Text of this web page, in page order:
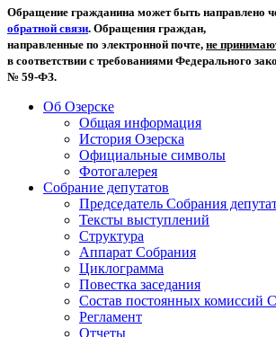
Обращение гражданина может быть направлено
обратной связи. Обращения граждан,
направленные по электронной почте, не
в соответствии с требованиями Федерального
№ 59-ФЗ.
Об Озерске
Общая информация
История Озерска
Официальные символы
Фотогалерея
Собрание депутатов
Председатель Собрания
Тексты выступлений
Структура
Аппарат Собрания
Циклограмма
Повестка заседания
Состав постоянных комиссий
Регламент
Отчеты